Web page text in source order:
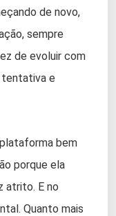
de novo,
sempre
de evoluir com
tentativa e
bem
porque ela
atrito. E no
Quanto mais